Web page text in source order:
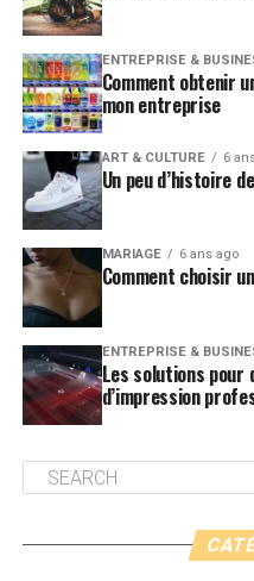
ENTREPRISE &
Comment obtenir
mon entreprise
ART & CULTURE 6
Un peu d’histoire
MARIAGE 6 ans ago
Comment choisir
ENTREPRISE &
Les solutions pour
d’impression